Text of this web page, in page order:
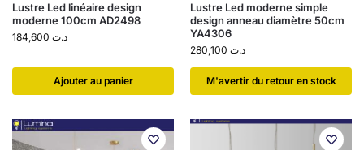
Lustre Led linéaire design
moderne 100cm AD2498
د.ت
Ajouter au panier
Lustre Led moderne simple
design anneau diamètre 50cm
YA4306
د.ت
​M'avertir du retour en stock